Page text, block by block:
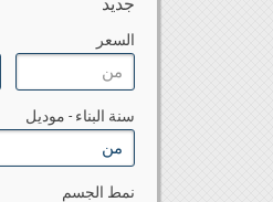
بي ام دبليو ام 6
بي ام دبليو زد 1
بي ام دبليو زد 3
بي ام دبليو زد 4
بي ام دبليو زد 4 ام
السعر
سنة البناء - موديل
نمط الجسم